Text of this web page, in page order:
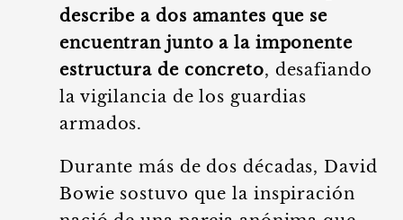
describe a dos amantes que se
encuentran junto a la imponente
estructura de concreto, desafiando
la vigilancia de los guardias
armados.
Durante más de dos décadas, David
Bowie sostuvo que la inspiración